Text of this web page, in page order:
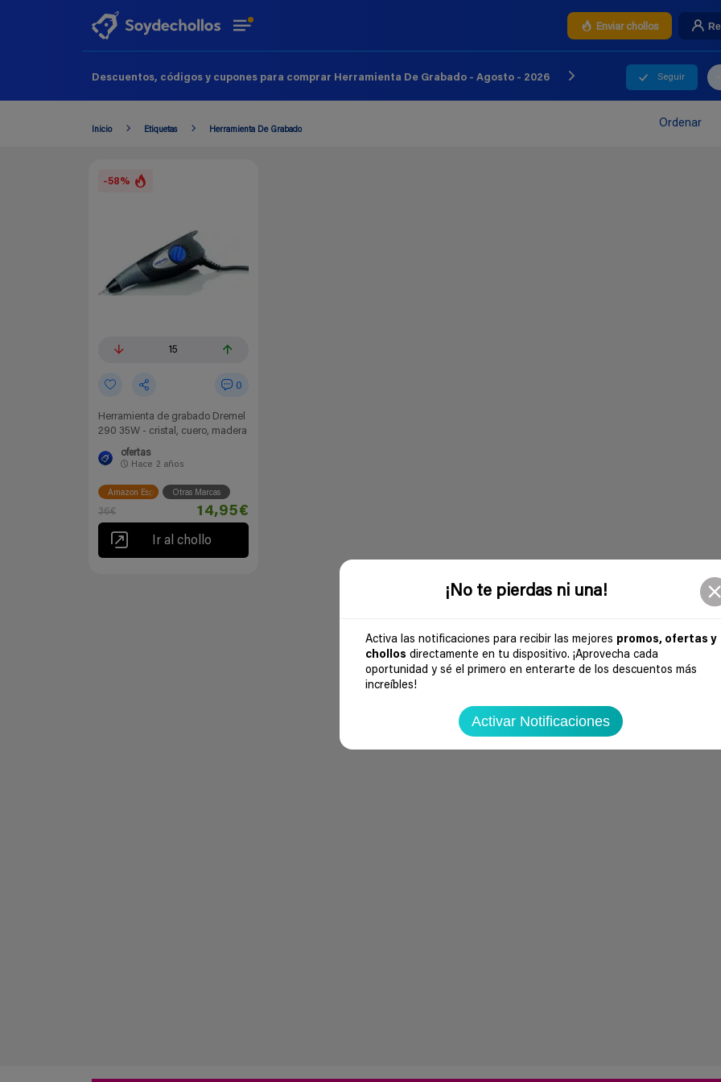
¡No te pierdas ni una!
Activa las notificaciones para recibir las mejores promos, ofertas y
chollos directamente en tu dispositivo. ¡Aprovecha cada
oportunidad y sé el primero en enterarte de los descuentos más
increíbles!
Activar Notificaciones
Enviar chollos
Descuentos, códigos y cupones para comprar Herramienta De Grabado - Agosto - 2026 Seguir
Inicio Etiquetas Herramienta De Grabado Ordenar
-58%
15
0
Herramienta de grabado Dremel
290 35W - cristal, cuero, madera
ofertas
Hace 2 años
Amazon España Otras Marcas
36€ 14,95€
Ir al chollo